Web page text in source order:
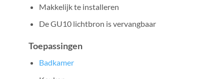
Makkelijk te installeren
De GU10 lichtbron is vervangbaar
Toepassingen
Badkamer